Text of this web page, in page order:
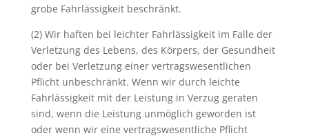
grobe Fahrlässigkeit beschränkt.
(2) Wir haften bei leichter Fahrlässigkeit im Falle der
Verletzung des Lebens, des Körpers, der Gesundheit
oder bei Verletzung einer vertragswesentlichen
Pflicht unbeschränkt. Wenn wir durch leichte
Fahrlässigkeit mit der Leistung in Verzug geraten
sind, wenn die Leistung unmöglich geworden ist
oder wenn wir eine vertragswesentliche Pflicht